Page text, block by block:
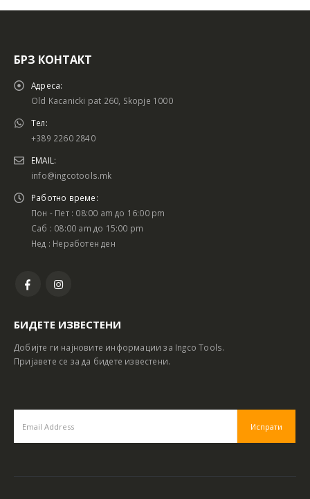
БРЗ КОНТАКТ
Адреса:
Old Kacanicki pat 260, Skopje 1000
Тел:
+389 2260 2840
EMAIL:
info@ingcotools.mk
Работно време:
Пон - Пет : 08:00 am до 16:00 pm
Саб : 08:00 am до 15:00 pm
Нед : Неработен ден
БИДЕТЕ ИЗВЕСТЕНИ
Добијте ги најновите информации за Ingco Tools.
Пријавете се за да бидете известени.